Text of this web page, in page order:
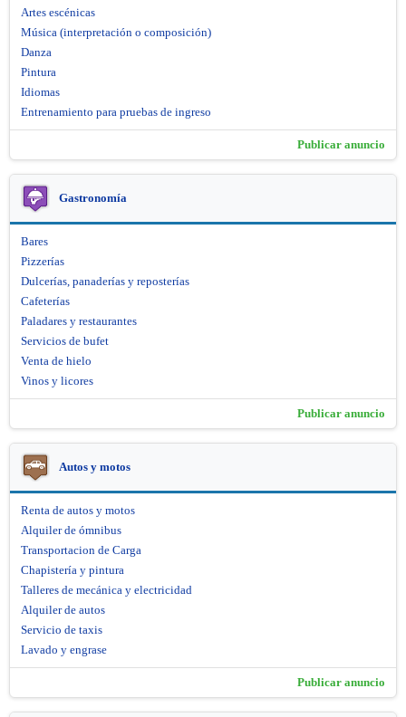
Artes escénicas
Música (interpretación o composición)
Danza
Pintura
Idiomas
Entrenamiento para pruebas de ingreso
Publicar anuncio
Gastronomía
Bares
Pizzerías
Dulcerías, panaderías y reposterías
Cafeterías
Paladares y restaurantes
Servicios de bufet
Venta de hielo
Vinos y licores
Publicar anuncio
Autos y motos
Renta de autos y motos
Alquiler de ómnibus
Transportacion de Carga
Chapistería y pintura
Talleres de mecánica y electricidad
Alquiler de autos
Servicio de taxis
Lavado y engrase
Publicar anuncio